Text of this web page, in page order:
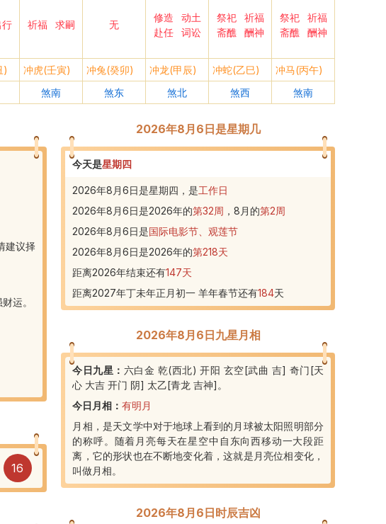
行 祈福 求嗣 无
修造
动土
赴任
词讼
祭祀
祈福
斋醮
酬神
祭祀
祈福
斋醮
酬神
) 冲虎(壬寅) 冲兔(癸卯) 冲龙(甲辰) 冲蛇(乙巳)
冲马(丙午)
煞南 煞东 煞北 煞西 煞南
建议择
运。
16
2026年8月6日是星期几
今天是星期四
2026年8月6日是星期四，是工作日
2026年8月6日是2026年的第32周 ，8 月的第2周
2026年8月6日是国际电影节、观莲节
2026年8月6日是2026年的第218天
距离2026年结束还有147天
距离2027年丁未年正月初一 羊年春节还有184天
2026年8月6日九星月相
今日九星： 六白金 乾(西北) 开阳 玄空[武曲 吉] 奇门[天
心 大吉 开门 阴] 太乙[青龙 吉神] 。
今日月相：有明月
月相，是天文学中对于地球上看到的月球被太阳照明部分
的称呼。随着月亮每天在星空中自东向西移动一大段距
离，它的形状也在不断地变化着，这就是月亮位相变化，
叫做月相。
2026年8月6日时辰吉凶